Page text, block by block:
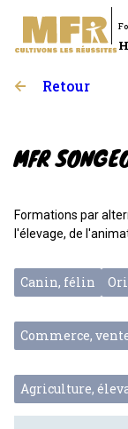
Retour
MFR
Formations par
l'élevage, de
Canin, félin
Commerce,
Agriculture,